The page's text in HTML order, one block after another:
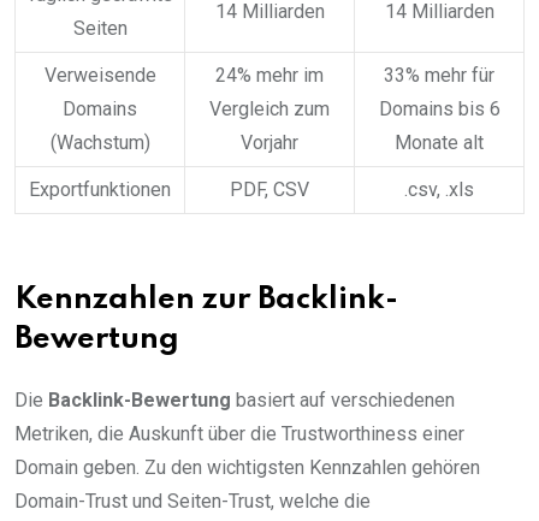
Seiten
14 Milliarden 14 Milliarden
Verweisende
Domains
(Wachstum)
24% mehr im
Vergleich zum
Vorjahr
33% mehr für
Domains bis 6
Monate alt
Exportfunktionen PDF, CSV .csv, .xls
Kennzahlen zur Backlink-
Bewertung
Die Backlink-Bewertung basiert auf verschiedenen
Metriken, die Auskunft über die Trustworthiness einer
Domain geben. Zu den wichtigsten Kennzahlen gehören
Domain-Trust und Seiten-Trust, welche die